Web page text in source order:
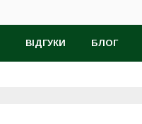
ВІДГУКИ БЛОГ